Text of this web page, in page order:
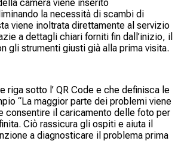
camera viene inserito
la necessità di scambi di
viene inoltrata direttamente al servizio
a dettagli chiari forniti fin dall’inizio, il
gli strumenti giusti già alla prima visita.
riga sotto l’ QR Code e che definisca le
“La maggior parte dei problemi viene
consentire il caricamento delle foto per
Ciò rassicura gli ospiti e aiuta il
a diagnosticare il problema prima